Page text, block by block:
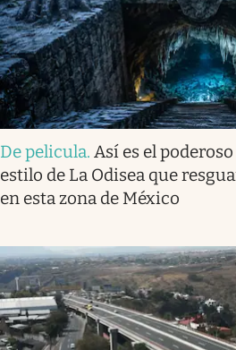
De pelicula. Así es el
estilo de La Odisea que
en esta zona de México